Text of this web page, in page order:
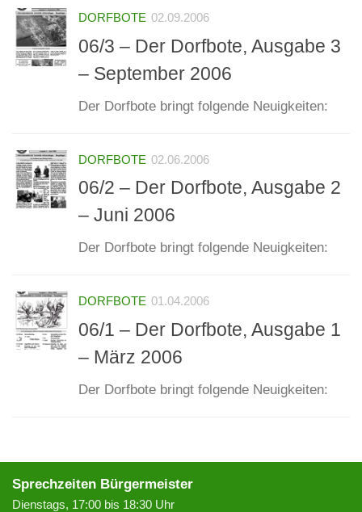
DORFBOTE 02.09.2006
06/3 – Der Dorfbote, Ausgabe 3
– September 2006
Der Dorfbote bringt folgende Neuigkeiten:
DORFBOTE 02.06.2006
06/2 – Der Dorfbote, Ausgabe 2
– Juni 2006
Der Dorfbote bringt folgende Neuigkeiten:
DORFBOTE 01.04.2006
06/1 – Der Dorfbote, Ausgabe 1
– März 2006
Der Dorfbote bringt folgende Neuigkeiten:
Sprechzeiten Bürgermeister
Dienstags, 17:00 bis 18:30 Uhr